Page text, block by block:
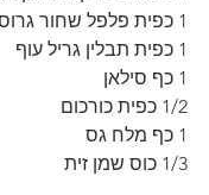
1 כפית פלפל שחור גרוס
1 כפית תבלין גריל עוף
1 כף סילאן
1/2 כפית כורכום
1 כף מלח גס
1/3 כוס שמן זית